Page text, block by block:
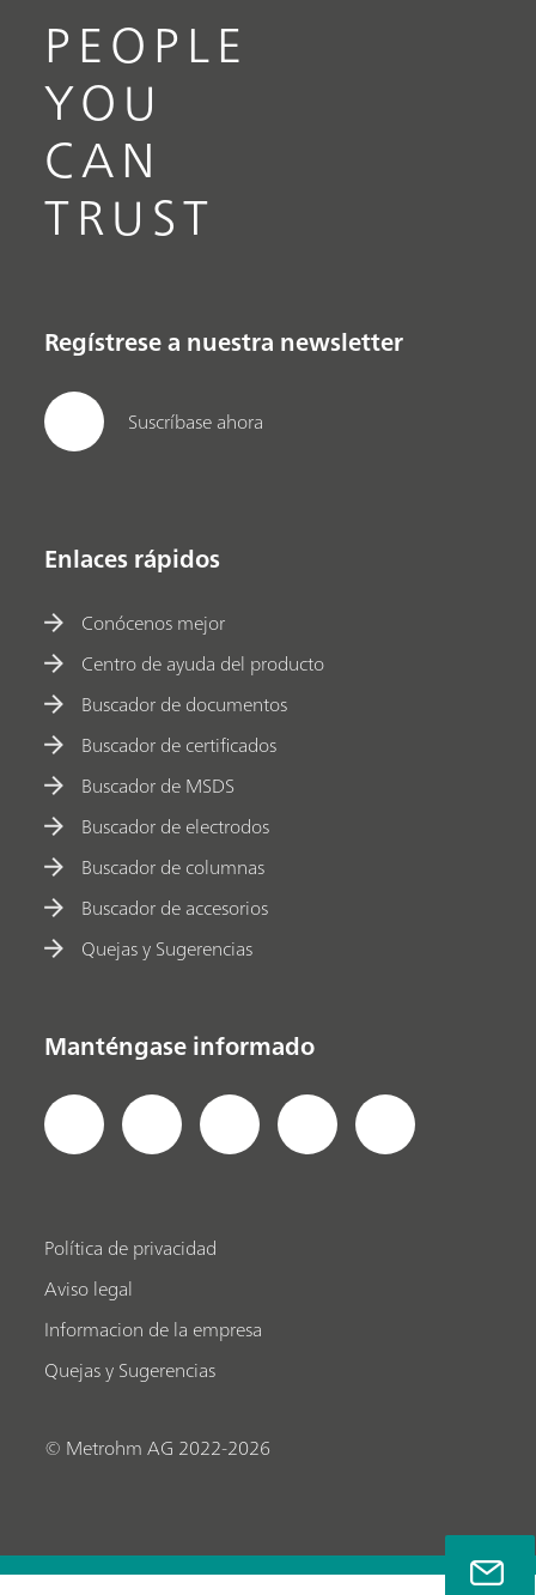
PEOPLE
YOU
CAN
TRUST
Regístrese a nuestra newsletter
Suscríbase ahora
Enlaces rápidos
Conócenos mejor
Centro de ayuda del producto
Buscador de documentos
Buscador de certificados
Buscador de MSDS
Buscador de electrodos
Buscador de columnas
Buscador de accesorios
Quejas y Sugerencias
Manténgase informado
Política de privacidad
Aviso legal
Informacion de la empresa
Quejas y Sugerencias
© Metrohm AG 2022-2026